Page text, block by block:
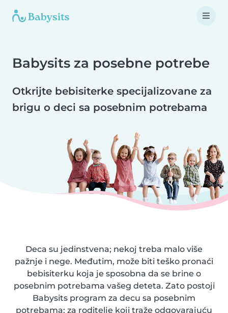
Babysits za posebne potrebe
Otkrijte bebisiterke specijalizovane za
brigu o deci sa posebnim potrebama
Deca su jedinstvena; nekoj treba malo više
pažnje i nege. Međutim, može biti teško pronaći
bebisiterku koja je sposobna da se brine o
posebnim potrebama vašeg deteta. Zato postoji
Babysits program za decu sa posebnim
potrebama; za roditelje koji traže odgovarajuću